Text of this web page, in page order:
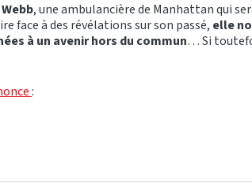
, une ambulancière de Manhattan qui
face à des révélations sur son passé, elle
à un avenir hors du commun… Si
: